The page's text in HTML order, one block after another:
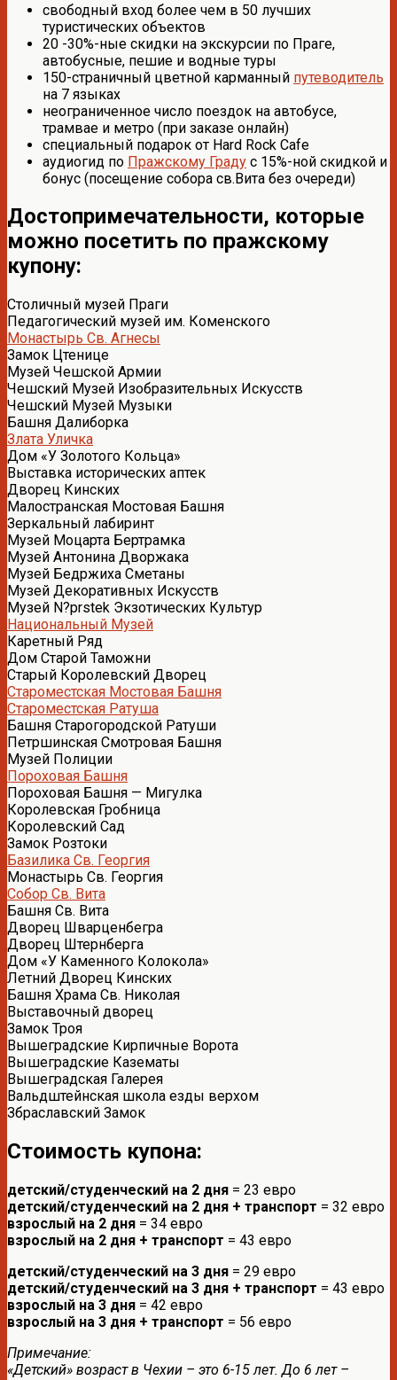
свободный вход более чем в 50 лучших
туристических объектов
20 -30%-ные скидки на экскурсии по Праге,
автобусные, пешие и водные туры
150-страничный цветной карманный путеводитель
на 7 языках
неограниченное число поездок на автобусе,
трамвае и метро (при заказе онлайн)
специальный подарок от Hard Rock Cafe
аудиогид по Пражскому Граду с 15%-ной скидкой и
бонус (посещение собора св.Вита без очереди)
Достопримечательности, которые
можно посетить по пражскому
купону:
Столичный музей Праги
Педагогический музей им. Коменского
Монастырь Св. Агнесы
Замок Цтенице
Музей Чешской Армии
Чешский Музей Изобразительных Искусств
Чешский Музей Музыки
Башня Далиборка
Злата Уличка
Дом «У Золотого Кольца»
Выставка исторических аптек
Дворец Кинских
Малостранская Мостовая Башня
Зеркальный лабиринт
Музей Моцарта Бертрамка
Музей Антонина Дворжака
Музей Бедржиха Сметаны
Музей Декоративных Искусств
Музей N?prstek Экзотических Культур
Национальный Музей
Каретный Ряд
Дом Старой Таможни
Старый Королевский Дворец
Староместская Мостовая Башня
Староместская Ратуша
Башня Старогородской Ратуши
Петршинская Смотровая Башня
Музей Полиции
Пороховая Башня
Пороховая Башня — Мигулка
Королевская Гробница
Королевский Сад
Замок Розтоки
Базилика Св. Георгия
Монастырь Св. Георгия
Собор Св. Вита
Башня Св. Вита
Дворец Шварценбегра
Дворец Штернберга
Дом «У Каменного Колокола»
Летний Дворец Кинских
Башня Храма Св. Николая
Выставочный дворец
Замок Троя
Вышеградские Кирпичные Ворота
Вышеградские Казематы
Вышеградская Галерея
Вальдштейнская школа езды верхом
Збраславский Замок
Стоимость купона:
детский/студенческий на 2 дня = 23 евро
детский/студенческий на 2 дня + транспорт = 32 евро
взрослый на 2 дня = 34 евро
взрослый на 2 дня + транспорт = 43 евро
детский/студенческий на 3 дня = 29 евро
детский/студенческий на 3 дня + транспорт = 43 евро
взрослый на 3 дня = 42 евро
взрослый на 3 дня + транспорт = 56 евро
Примечание:
«Детский» возраст в Чехии – это 6-15 лет. До 6 лет –